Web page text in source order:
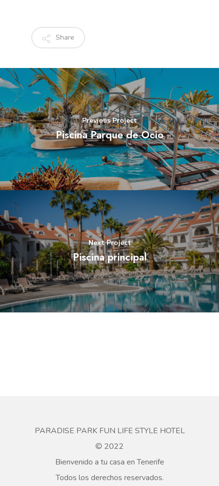
Share
Previous Project
Piscina Parque de Ocio
Next Project
Piscina principal
PARADISE PARK FUN LIFE STYLE HOTEL
© 2022
Bienvenido a tu casa en Tenerife
Todos los derechos reservados.